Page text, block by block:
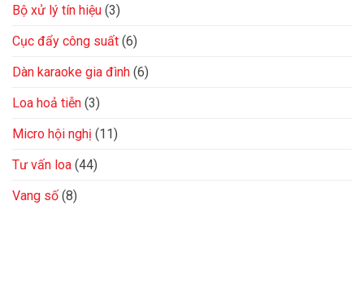
Bộ xử lý tín hiệu (3)
Cục đẩy công suất (6)
Dàn karaoke gia đình (6)
Loa hoả tiễn (3)
Micro hội nghị (11)
Tư vấn loa (44)
Vang số (8)